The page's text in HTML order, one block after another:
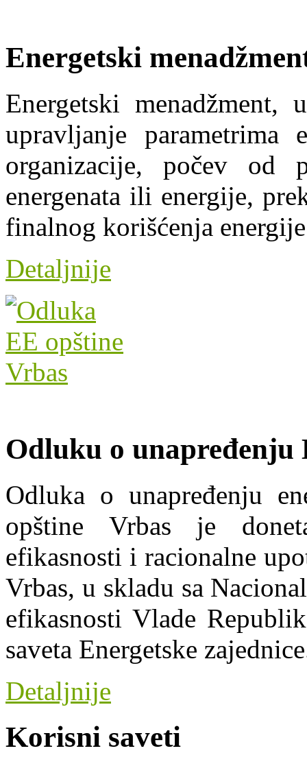
Energetski
Energetski menadžment,
upravljanje parametrima
organizacije, počev od
energenata ili energije,
finalnog korišćenja
Detaljnije
Odluku o unapređenju
Odluka o unapređenju
opštine Vrbas je
efikasnosti i racionalne
Vrbas, u skladu sa
efikasnosti Vlade
saveta Energetske
Detaljnije
Korisni saveti